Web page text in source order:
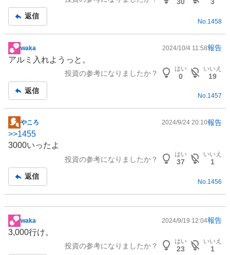
30
3
返信
No. 1458
掲
示
事
waka 2024/10/4 11:58報告
アルミ入れようっと。
投資の参考になりましたか？
はい
0
いいえ
19
返信
No.1457
掲
示
板
やころ 2024/9/24 20:10報告
>>1455
3000いったよ
投資の参考になりましたか？
はい
37
いいえ
1
返信
No. 1456
掲
示
waka 2024/9/19 12:04報告
3,000行け。
投資の参考になりましたか？
はい
23
いいえ
1